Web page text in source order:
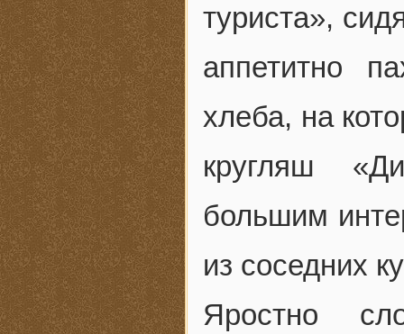
туриста»,
аппетитно
хлеба, на
кругляш
большим
из соседних
Яростно